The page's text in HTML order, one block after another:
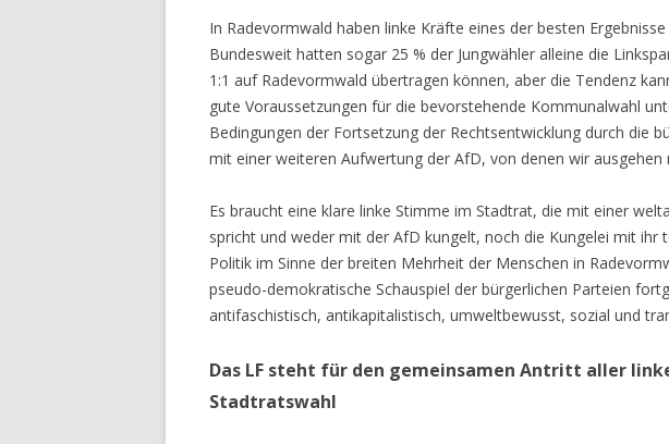
In Radevormwald haben linke Kräfte eines der besten
Bundesweit hatten sogar 25 % der Jungwähler alleine die
1:1 auf Radevormwald übertragen können, aber die Tendenz
gute Voraussetzungen für die bevorstehende Kommunalwahl
Bedingungen der Fortsetzung der Rechtsentwicklung durch die
mit einer weiteren Aufwertung der AfD, von denen wir ausgehen
Es braucht eine klare linke Stimme im Stadtrat, die mit einer
spricht und weder mit der AfD kungelt, noch die Kungelei mit ihr
Politik im Sinne der breiten Mehrheit der Menschen in
pseudo-demokratische Schauspiel der bürgerlichen Parteien
antifaschistisch, antikapitalistisch, umweltbewusst, sozial und
Das LF steht für den gemeinsamen Antritt aller
Stadtratswahl